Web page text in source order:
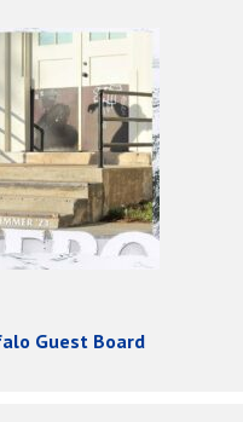
Guest Board